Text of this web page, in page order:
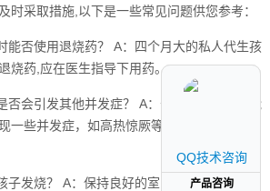
时采取措施,以下是一些常见问题供您参考：
能否使用退烧药？ A：四个月大的私人代生孩
烧药,应在医生指导下用药。
否会引发其他并发症？ A：长时间的高烧可能
一些并发症，如高热惊厥等,因此应及时采取
子发烧？ A：保持良好的室内环境、合理饮
QQ技术咨询
产品咨询
QQ技术咨询
产品咨询